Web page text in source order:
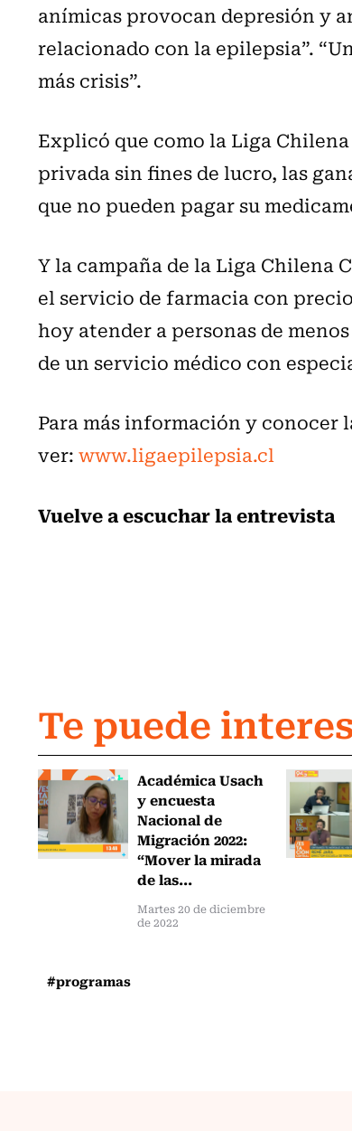
anímicas provocan depresión y
relacionado con la epilepsia”.
más crisis”.
Explicó que como la Liga
privada sin fines de lucro, las
que no pueden pagar su
Y la campaña de la Liga Chilena
el servicio de farmacia con
hoy atender a personas de
de un servicio médico con
Para más información y conocer
ver:www.ligaepilepsia.cl
Vuelve a escuchar la entrevista
Te puede
Académica Usach
y encuesta
Nacional de
Migración 2022:
“Mover la mirada
de las...
Martes 20 de diciembre
de 2022
#programas